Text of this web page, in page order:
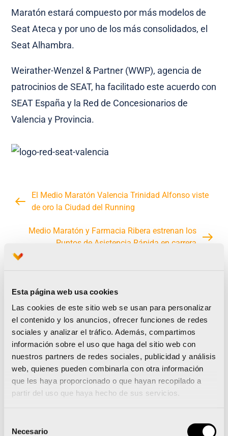
Esta página web usa cookies
Las cookies de este sitio web se usan para personalizar
el contenido y los anuncios, ofrecer funciones de redes
sociales y analizar el tráfico. Además, compartimos
información sobre el uso que haga del sitio web con
nuestros partners de redes sociales, publicidad y análisis
web, quienes pueden combinarla con otra información
que les haya proporcionado o que hayan recopilado a
partir del uso que haya hecho de sus servicios.
Necesario
Maratón estará compuesto por más modelos de
Seat Ateca y por uno de los más consolidados, el
Seat Alhambra.
Weirather-Wenzel & Partner (WWP), agencia de
patrocinios de SEAT, ha facilitado este acuerdo con
SEAT España y la Red de Concesionarios de
Valencia y Provincia.
El Medio Maratón Valencia Trinidad Alfonso viste
de oro la Ciudad del Running
Medio Maratón y Farmacia Ribera estrenan los
Puntos de Asistencia Rápida en carrera
Noticias relacionadas
Runna se convierte en el
training partner del Medio